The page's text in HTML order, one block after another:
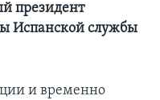
президент
Испанской службы
и временно